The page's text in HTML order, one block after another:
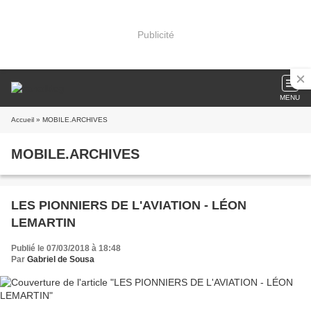
Publicité
MENU
Accueil » MOBILE.ARCHIVES
MOBILE.ARCHIVES
LES PIONNIERS DE L'AVIATION - LÉON
LEMARTIN
Publié le 07/03/2018 à 18:48
Par Gabriel de Sousa